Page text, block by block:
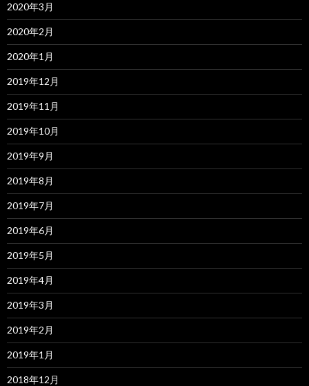
2020年3月
2020年2月
2020年1月
2019年12月
2019年11月
2019年10月
2019年9月
2019年8月
2019年7月
2019年6月
2019年5月
2019年4月
2019年3月
2019年2月
2019年1月
2018年12月